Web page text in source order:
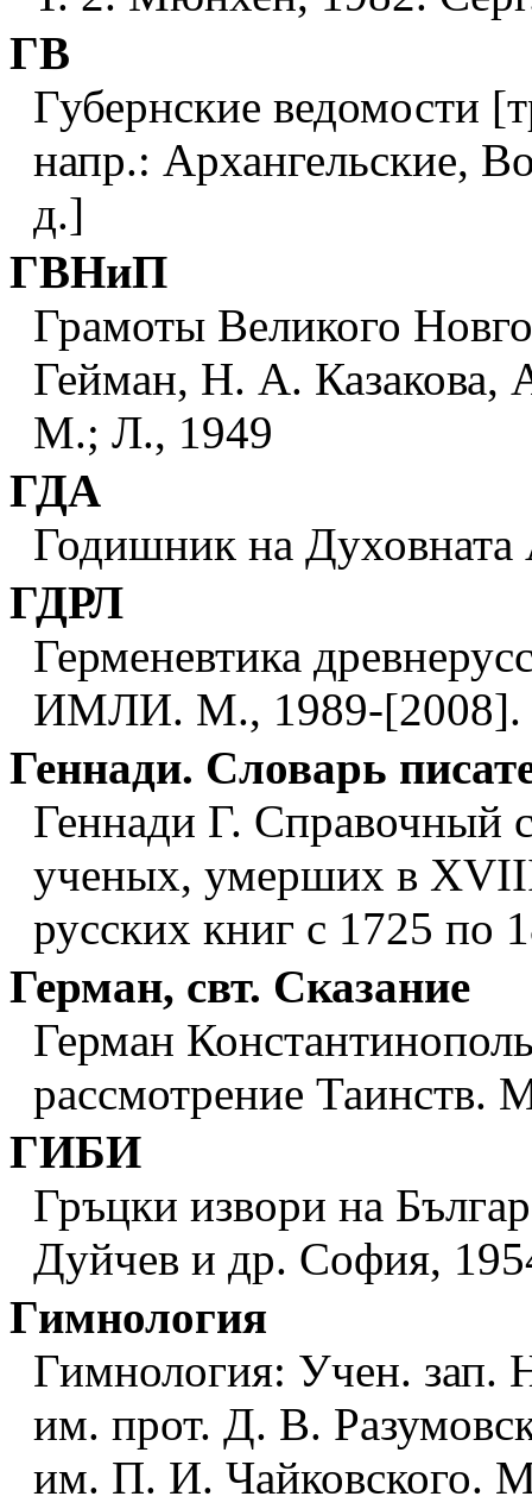
ГВ
Губернские ведомости
напр.: Архангельские,
д.]
ГВНиП
Грамоты Великого
Гейман, Н. А.
М.; Л., 1949
ГДА
Годишник на
ГДРЛ
Герменевтика
ИМЛИ. М., 1989-[2008].
Геннади. Словарь
Геннади Г. Справочный
ученых, умерших в
русских книг с 1725 по
Герман, свт. Сказание
Герман
рассмотрение Таинств.
ГИБИ
Гръцки извори на
Дуйчев и др. София,
Гимнология
Гимнология: Учен. зап.
им. прот. Д. В.
им. П. И. Чайковского.